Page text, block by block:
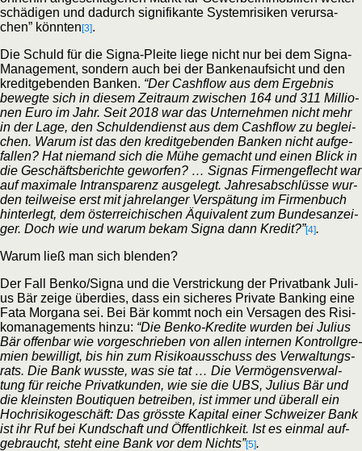
schä­di­gen und dadurch signi­fi­kan­te Sys­tem­ri­si­ken ver­ur­sa­
chen” könn­ten [3].
Die Schuld für die Signa-Plei­te lie­ge nicht nur bei dem Signa-
Manage­ment, son­dern auch bei der Ban­ken­auf­sicht und den
kre­dit­ge­ben­den Ban­ken. “Der Cash­flow aus dem Ergeb­nis
beweg­te sich in die­sem Zeit­raum zwi­schen 164 und 311 Mil­lio­
nen Euro im Jahr. Seit 2018 war das Unter­neh­men nicht mehr
in der Lage, den Schul­den­dienst aus dem Cash­flow zu beglei­
chen. War­um ist das den kre­dit­ge­ben­den Ban­ken nicht auf­ge­
fal­len? Hat nie­mand sich die Mühe gemacht und einen Blick in
die Geschäfts­be­rich­te gewor­fen? … Sig­nas Fir­men­ge­flecht war
auf maxi­ma­le Intrans­pa­renz aus­ge­legt. Jah­res­ab­schlüs­se wur­
den teil­wei­se erst mit jah­re­lan­ger Ver­spä­tung im Fir­men­buch
hin­ter­legt, dem öster­rei­chi­schen Äqui­va­lent zum Bun­des­an­zei­
ger. Doch wie und war­um bekam Signa dann Kre­dit?”[4].
War­um ließ man sich blenden?
Der Fall Benko/​Signa und die Ver­stri­ckung der Pri­vat­bank Juli­
us Bär zei­ge über­dies, dass ein siche­res Pri­va­te Ban­king eine
Fata Mor­ga­na sei. Bei Bär kommt noch ein Ver­sa­gen des Risi­
ko­ma­nage­ments hin­zu: “Die Ben­ko-Kre­di­te wur­den bei Juli­us
Bär offen­bar wie vor­ge­schrie­ben von allen inter­nen Kon­troll­gre­
mi­en bewil­ligt, bis hin zum Risi­ko­aus­schuss des Ver­wal­tungs­
rats. Die Bank wuss­te, was sie tat … Die Ver­mö­gens­ver­wal­
tung für rei­che Pri­vat­kun­den, wie sie die UBS, Juli­us Bär und
die kleins­ten Bou­ti­quen betrei­ben, ist immer und über­all ein
Hoch­ri­si­ko­ge­schäft: Das gröss­te Kapi­tal einer Schwei­zer Bank
ist ihr Ruf bei Kund­schaft und Öffent­lich­keit. Ist es ein­mal auf­
ge­braucht, steht eine Bank vor dem Nichts”[5].